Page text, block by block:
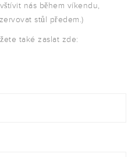
nás během víkendu,
stůl předem.)
také zaslat zde: